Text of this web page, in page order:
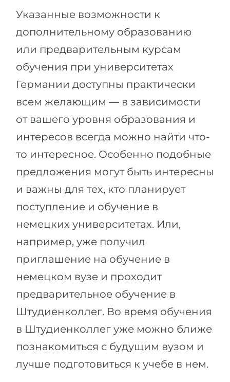
Указанные возможности к
дополнительному образованию
или предварительным курсам
обучения при университетах
Германии доступны практически
всем желающим — в зависимости
от вашего уровня образования и
интересов всегда можно найти что-
то интересное. Особенно подобные
предложения могут быть интересны
и важны для тех, кто планирует
поступление и обучение в
немецких университетах. Или,
например, уже получил
приглашение на обучение в
немецком вузе и проходит
предварительное обучение в
Штудиенколлег. Во время обучения
в Штудиенколлег уже можно ближе
познакомиться с будущим вузом и
лучше подготовиться к учебе в нем.